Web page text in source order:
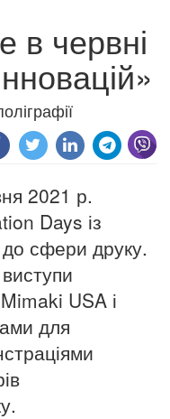
в червні
2021 р.
Days із
сфери друку.
USA і
для